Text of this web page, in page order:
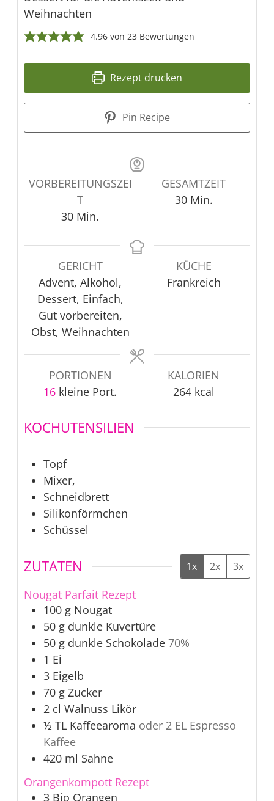
Weihnachten
4.96von 23 Bewertungen
Rezept drucken
Pin Recipe
VORBEREITUNGSZEI
T
30Minuten
Min.
GESAMTZEIT
30Minuten
Min.
GERICHT
Advent, Alkohol,
Dessert, Einfach,
Gut vorbereiten,
Obst, Weihnachten
KÜCHE
Frankreich
PORTIONEN
16 kleine Port.
KALORIEN
264 kcal
KOCHUTENSILIEN
Topf
Mixer,
Schneidbrett
Silikonförmchen
Schüssel
ZUTATEN 1x 2x 3x
Nougat Parfait Rezept
100 g Nougat
50 g dunkle Kuvertüre
50 g dunkle Schokolade 70%
1 Ei
3 Eigelb
70 g Zucker
2 cl Walnuss Likör
½ TL Kaffeearoma oder 2 EL Espresso
Kaffee
420 ml Sahne
Orangenkompott Rezept
3 Bio Orangen